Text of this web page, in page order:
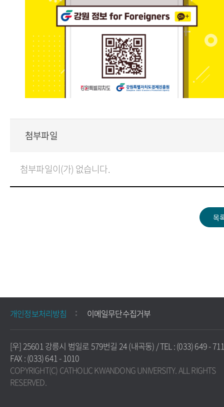
첨부파일
첨부파일이(가) 없습니다.
개인정보처리방침 이메일무단수집거부
[우] 25601 강릉시 범일로 579번길 24 (내곡동) / TEL : (033) 649 -
FAX : (033) 641 - 1010
COPYRIGHT(C) CATHOLIC KWANDONG UNIVERSITY. ALL RIGHTS
RESERVED.